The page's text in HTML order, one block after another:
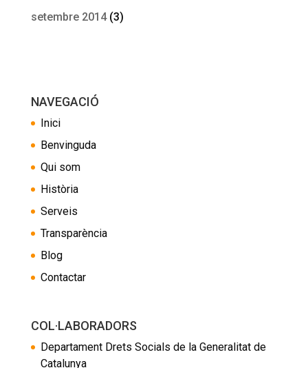
setembre 2014(3)
NAVEGACIÓ
Inici
Benvinguda
Qui som
Història
Serveis
Transparència
Blog
Contactar
COL·LABORADORS
Departament Drets Socials de la Generalitat de
Catalunya